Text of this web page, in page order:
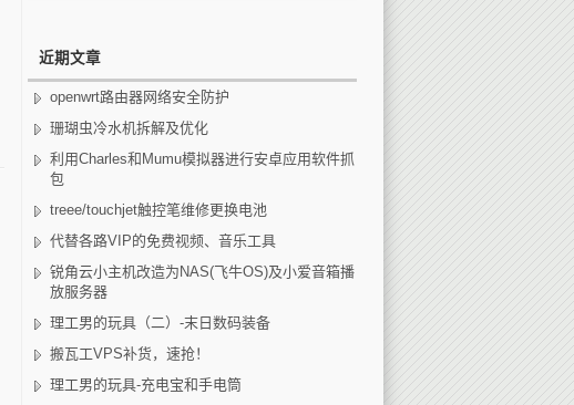
近期文章
openwrt路由器网络安全防护
珊瑚虫冷水机拆解及优化
利用Charles和Mumu模拟器进行安卓应用软件抓
包
treee/touchjet触控笔维修更换电池
代替各路VIP的免费视频、音乐工具
锐角云小主机改造为NAS(飞牛OS)及小爱音箱播
放服务器
理工男的玩具（二）-末日数码装备
搬瓦工VPS补货，速抢！
理工男的玩具-充电宝和手电筒